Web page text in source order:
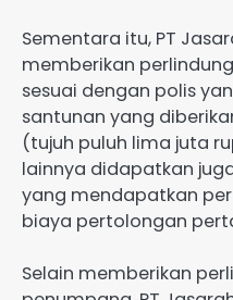
Sementara itu, PT
memberikan
sesuai dengan polis
santunan yang
(tujuh puluh lima juta
lainnya didapatkan
yang mendapatkan
biaya pertolongan
Selain memberikan